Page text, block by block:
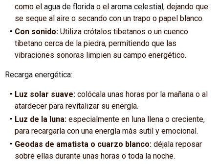
como el agua de florida o el aroma celestial, dejando que
se seque al aire o secando con un trapo o papel blanco.
Con sonido: Utiliza crótalos tibetanos o un cuenco
tibetano cerca de la piedra, permitiendo que las
vibraciones sonoras limpien su campo energético.
Recarga energética:
Luz solar suave: colócala unas horas por la mañana o al
atardecer para revitalizar su energía.
Luz de la luna: especialmente en luna llena o creciente,
para recargarla con una energía más sutil y emocional.
Geodas de amatista o cuarzo blanco: déjala reposar
sobre ellas durante unas horas o toda la noche.